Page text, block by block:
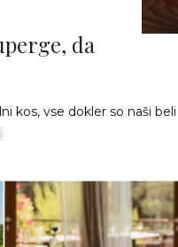
da
kos, vse dokler so naši beli